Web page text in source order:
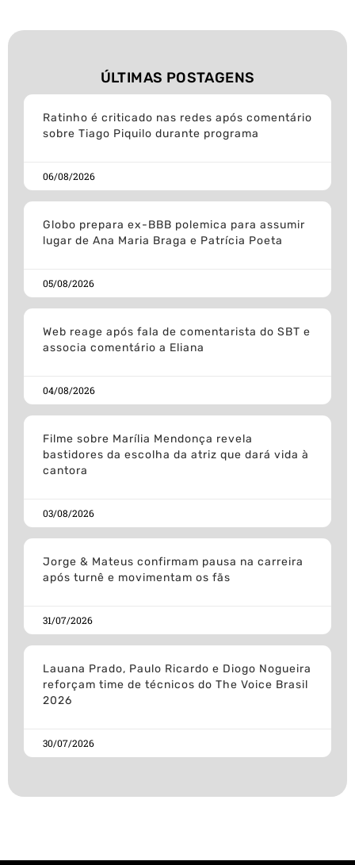
ÚLTIMAS POSTAGENS
Ratinho é criticado nas redes após comentário
sobre Tiago Piquilo durante programa
06/08/2026
Globo prepara ex-BBB polemica para assumir
lugar de Ana Maria Braga e Patrícia Poeta
05/08/2026
Web reage após fala de comentarista do SBT e
associa comentário a Eliana
04/08/2026
Filme sobre Marília Mendonça revela
bastidores da escolha da atriz que dará vida à
cantora
03/08/2026
Jorge & Mateus confirmam pausa na carreira
após turnê e movimentam os fãs
31/07/2026
Lauana Prado, Paulo Ricardo e Diogo Nogueira
reforçam time de técnicos do The Voice Brasil
2026
30/07/2026